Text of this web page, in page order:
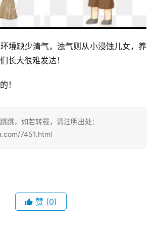
境缺少清气，浊气则从小浸蚀儿女，养
长大很难发达！
！
跳，如若转载，请注明出处：
7451.html
赞 (0)